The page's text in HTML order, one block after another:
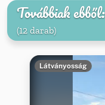
Továbbiak
(12 darab)
Látványosság